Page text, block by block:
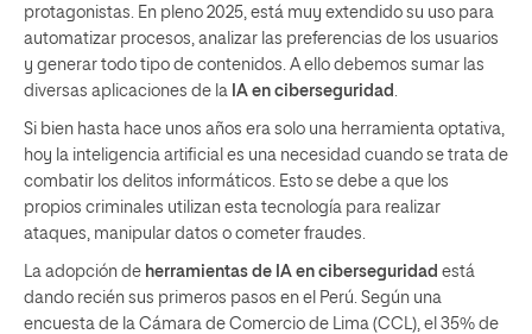
protagonistas. En pleno 2025, está muy extendido su uso para
automatizar procesos, analizar las preferencias de los usuarios
y generar todo tipo de contenidos. A ello debemos sumar las
diversas aplicaciones de la IA en ciberseguridad
Si bien hasta hace unos años era solo una herramienta optativa,
hoy la inteligencia artificial es una necesidad cuando se trata de
combatir los delitos informáticos. Esto se debe a que los
propios criminales utilizan esta tecnología para realizar
ataques, manipular datos o cometer fraudes.
La adopción de herramientas de IA en ciberseguridad está
dando recién sus primeros pasos en el Perú. Según una
encuesta de la Cámara de Comercio de Lima (CCL), el 35% de